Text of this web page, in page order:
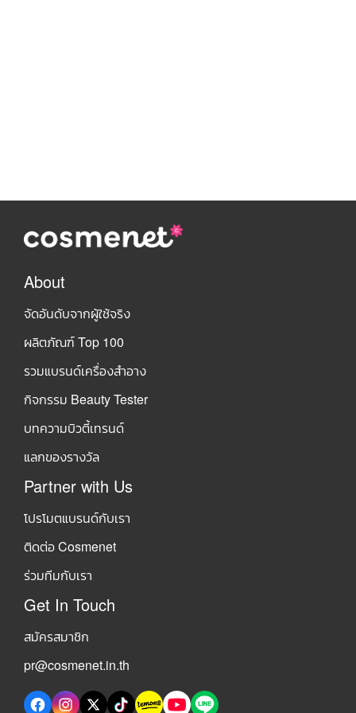
About
จัดอันดับจากผู้ใช้จริง
ผลิตภัณฑ์ Top 100
รวมแบรนด์เครื่องสำอาง
กิจกรรม Beauty Tester
บทความบิวตี้เทรนด์
แลกของรางวัล
Partner with Us
โปรโมตแบรนด์กับเรา
ติดต่อ Cosmenet
ร่วมทีมกับเรา
Get In Touch
สมัครสมาชิก
pr@cosmenet.in.th